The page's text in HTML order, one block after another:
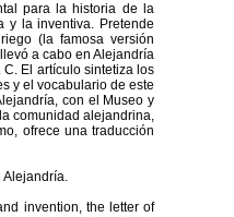
para la historia de la
y la inventiva. Pretende
(la famosa versión
a cabo en Alejandría
El artículo sintetiza los
y el vocabulario de este
con el Museo y
comunidad alejandrina,
ofrece una traducción
Alejandría.
invention, the letter of